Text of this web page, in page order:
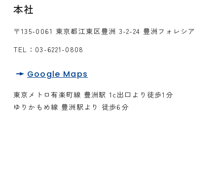
本社
〒135-0061 東京都江東区豊洲 3-2-24 豊洲フォレシア
TEL： 03-6221-0808
Google Maps
東京メトロ有楽町線 豊洲駅 1c出口より徒歩1分
ゆりかもめ線 豊洲駅より 徒歩6分